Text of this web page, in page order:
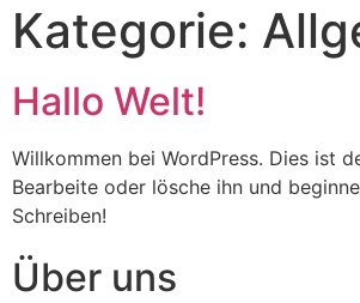
Kategorie:
Hallo Welt!
Willkommen bei WordPress. Dies ist
Bearbeite oder lösche ihn und
Schreiben!
Über uns